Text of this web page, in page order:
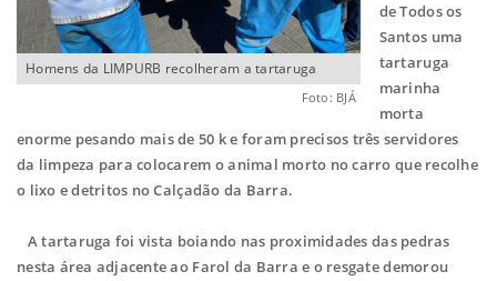
Homens da LIMPURB recolheram a tartaruga
Foto: BJÁ
de Todos os
Santos uma
tartaruga
marinha
morta
enorme pesando mais de 50 k e foram precisos três servidores
da limpeza para colocarem o animal morto no carro que recolhe
o lixo e detritos no Calçadão da Barra.
A tartaruga foi vista boiando nas proximidades das pedras
nesta área adjacente ao Farol da Barra e o resgate demorou